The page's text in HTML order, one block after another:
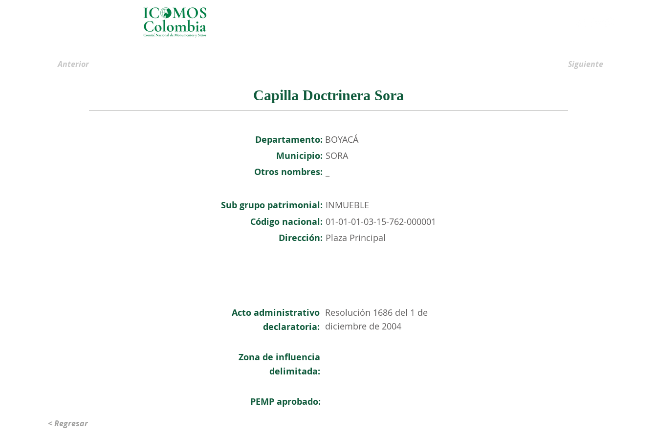
Anterior Siguiente
Capilla Doctrinera Sora
Departamento: BOYACÁ
Municipio: SORA
Otros nombres:
Sub grupo patrimonial: INMUEBLE
Código nacional: 01-01-01-03-15-762-000001
Dirección: Plaza Principal
Acto administrativo
declaratoria:
Resolución 1686 del 1 de
diciembre de 2004
Zona de influencia
delimitada:
< Regresar
PEMP aprobado: